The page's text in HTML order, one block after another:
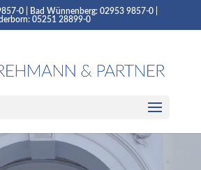
0 | Bad Wünnenberg: 02953 9857-0 |
05251 28899-0